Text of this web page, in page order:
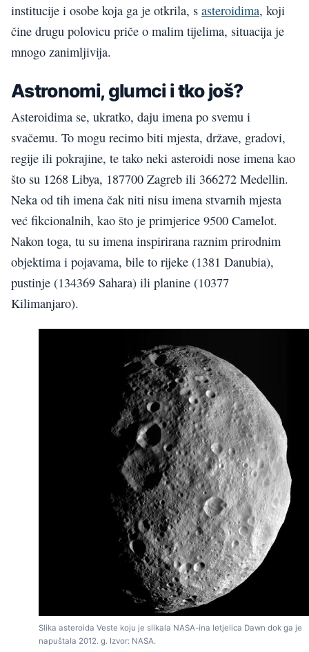
institucije i osobe koja ga je otkrila, s asteroidima, koji
čine drugu polovicu priče o malim tijelima, situacija je
mnogo zanimljivija.
Astronomi, glumci i tko još?
Asteroidima se, ukratko, daju imena po svemu i
svačemu. To mogu recimo biti mjesta, države, gradovi,
regije ili pokrajine, te tako neki asteroidi nose imena kao
što su 1268 Libya, 187700 Zagreb ili 366272 Medellin.
Neka od tih imena čak niti nisu imena stvarnih mjesta
već fikcionalnih, kao što je primjerice 9500 Camelot.
Nakon toga, tu su imena inspirirana raznim prirodnim
objektima i pojavama, bile to rijeke (1381 Danubia),
pustinje (134369 Sahara) ili planine (10377
Kilimanjaro).
Slika asteroida Veste koju je slikala NASA-ina letjelica Dawn dok ga je
napuštala 2012. g. Izvor: NASA.